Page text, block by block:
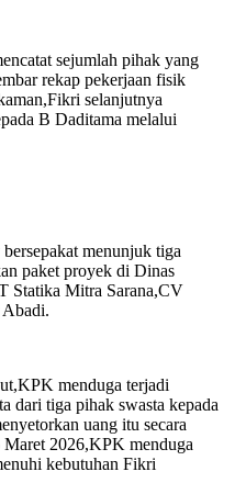
sejumlah pihak yang
rekap pekerjaan fisik
selanjutnya
B Daditama melalui
menunjuk tiga
paket proyek di Dinas
Statika Mitra Sarana,CV
menduga terjadi
dari tiga pihak swasta kepada
uang itu secara
Maret 2026,KPK menduga
kebutuhan Fikri